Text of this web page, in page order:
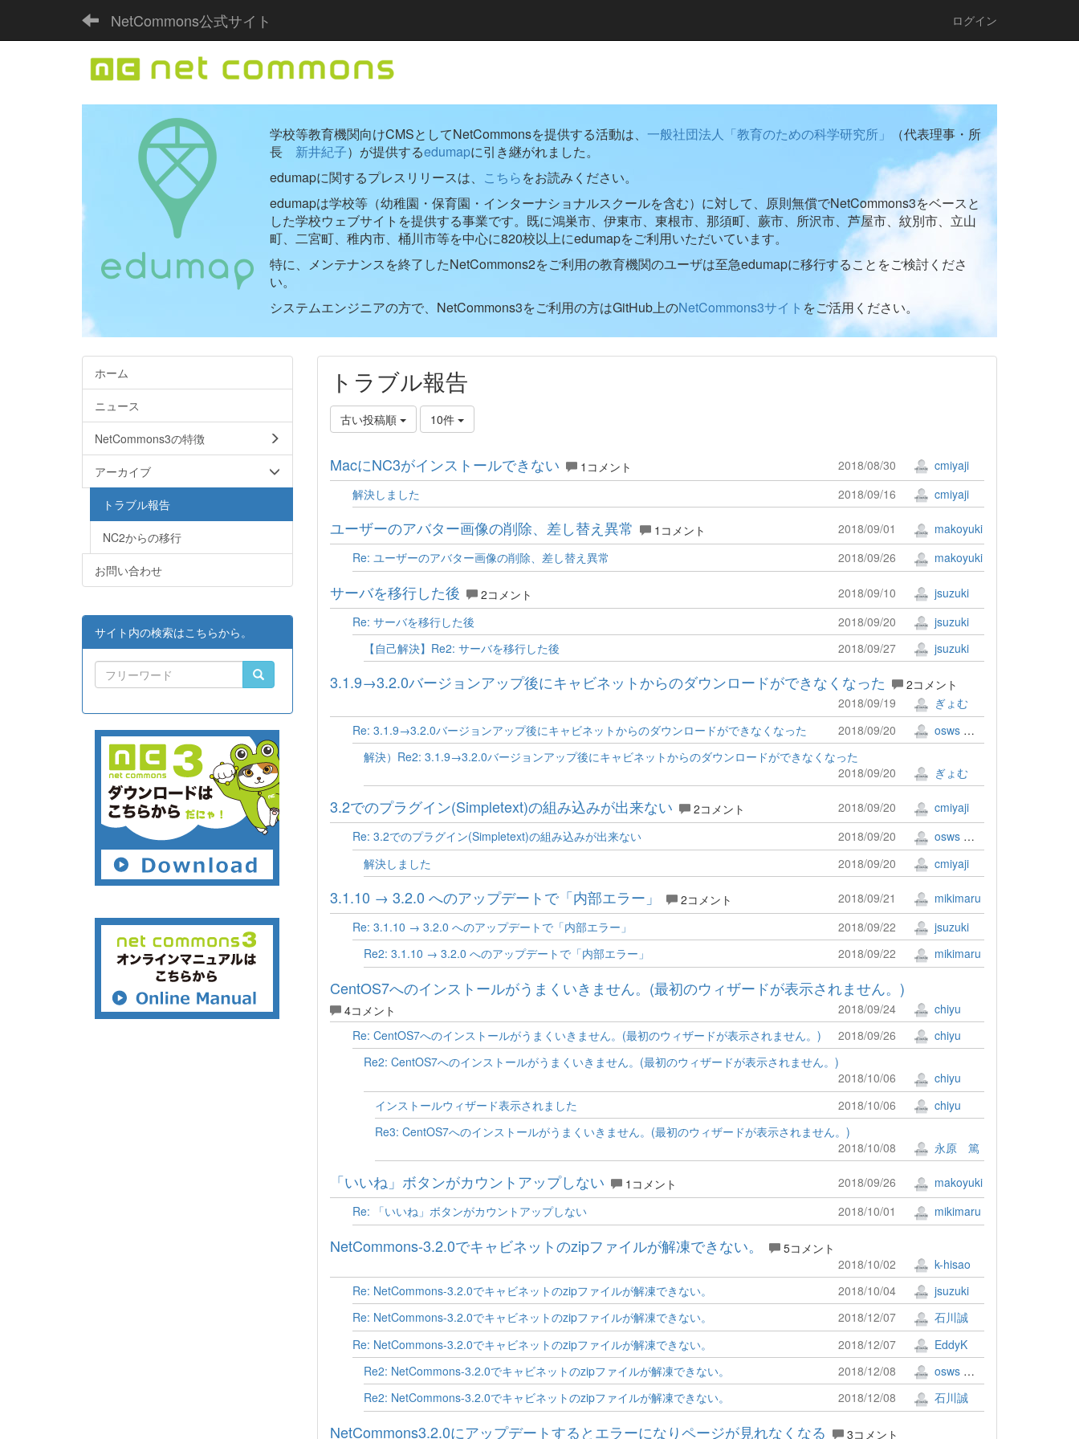
NetCommons公式サイト ログイン
学校等教育機関向けCMSとしてNetCommonsを提供する活動は、 一般社団法人「教育のための科学研究所」
（代表理事・所
長 新井紀子）が提供するedumapに引き継がれました。
edumapに関するプレスリリースは、 こちらをお読みください。
edumapは学校等（幼稚園・保育園・インターナショナルスクールを含む）に対して、原則無償でNetCommons3をベースと
した学校ウェブサイトを提供する事業です。既に鴻巣市、伊東市、東根市、那須町、蕨市、所沢市、芦屋市、紋別市、立山
町、二宮町、稚内市、桶川市等を中心に820校以上にedumapをご利用いただいています。
特に、メンテナンスを終了したNetCommons2をご利用の教育機関のユーザは至急edumapに移行することをご検討くださ
い。
システムエンジニアの方で、NetCommons3をご利用の方はGitHub上のNetCommons3サイト をご活用ください。
トラブル報告
古い投稿順 10件
MacにNC3がインストールできない 1コメント 2018/08/30
cmiyaji
解決しました
2018/09/16 cmiyaji
ユーザーのアバター画像の削除、差し替え異常 1コメント 2018/09/01
makoyuki
Re: ユーザーのアバター画像の削除、差し替え異常
2018/09/26 makoyuki
サーバを移行した後 2コメント 2018/09/10
jsuzuki
Re: サーバを移行した後
2018/09/20
jsuzuki
【自己解決】Re2: サーバを移行した後
2018/09/27 jsuzuki
3.1.9→3.2.0バージョンアップ後にキャビネットからのダウンロードができなくなった
2コメント
2018/09/19
ぎょむ
Re: 3.1.9→3.2.0バージョンアップ後にキャビネットからのダウンロードができなくなった
2018/09/20
osws 牟田口 満
解決）Re2: 3.1.9→3.2.0バージョンアップ後にキャビネットからのダウンロードができなくなった
2018/09/20
ぎょむ
3.2でのプラグイン(Simpletext)の組み込みが出来ない 2コメント 2018/09/20
cmiyaji
Re: 3.2でのプラグイン(Simpletext)の組み込みが出来ない
2018/09/20
osws 牟田口 満
解決しました
2018/09/20 cmiyaji
3.1.10 → 3.2.0 へのアップデートで「内部エラー」 2コメント 2018/09/21
mikimaru
Re: 3.1.10 → 3.2.0 へのアップデートで「内部エラー」
2018/09/22
jsuzuki
Re2: 3.1.10 → 3.2.0 へのアップデートで「内部エラー」
2018/09/22 mikimaru
CentOS7へのインストールがうまくいきません。(最初のウィザードが表示されません。)
4コメント 2018/09/24
chiyu
Re: CentOS7へのインストールがうまくいきません。(最初のウィザードが表示されません。)
2018/09/26
chiyu
Re2: CentOS7へのインストールがうまくいきません。(最初のウィザードが表示されません。)
2018/10/06
chiyu
インストールウィザード表示されました
2018/10/06
chiyu
Re3: CentOS7へのインストールがうまくいきません。(最初のウィザードが表示されません。)
2018/10/08
永原 篤
「いいね」ボタンがカウントアップしない 1コメント 2018/09/26
makoyuki
Re: 「いいね」ボタンがカウントアップしない
2018/10/01 mikimaru
NetCommons-3.2.0でキャビネットのzipファイルが解凍できない。
5コメント
2018/10/02
k-hisao
Re: NetCommons-3.2.0でキャビネットのzipファイルが解凍できない。
2018/10/04
jsuzuki
Re: NetCommons-3.2.0でキャビネットのzipファイルが解凍できない。
2018/12/07
石川誠
Re: NetCommons-3.2.0でキャビネットのzipファイルが解凍できない。
2018/12/07
EddyK
Re2: NetCommons-3.2.0でキャビネットのzipファイルが解凍できない。
2018/12/08
osws 牟田口 満
Re2: NetCommons-3.2.0でキャビネットのzipファイルが解凍できない。
2018/12/08 石川誠
NetCommons3.2.0にアップデートするとエラーになりページが見れなくなる 3コメント
ホーム
ニュース
NetCommons3の特徴
アーカイブ
トラブル報告
NC2からの移行
お問い合わせ
サイト内の検索はこちらから。